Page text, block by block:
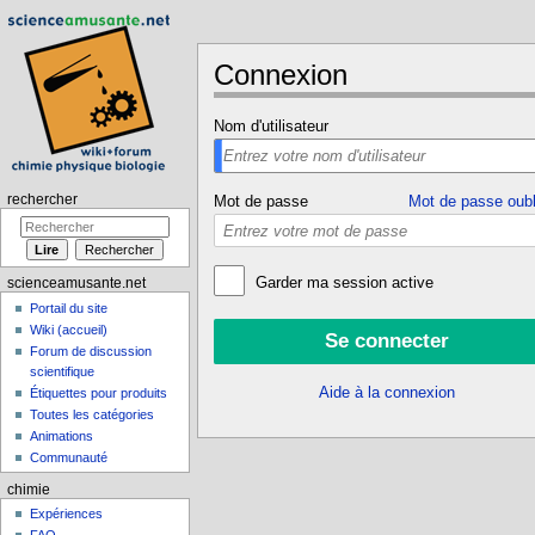
Connexion
Nom d'utilisateur
Mot de passe Mot de passe
Garder ma session active
Aide à la connexion
rechercher
scienceamusante.net
Portail du site
Wiki (accueil)
Forum de discussion
scientifique
Étiquettes pour produits
Toutes les catégories
Animations
Communauté
chimie
Expériences